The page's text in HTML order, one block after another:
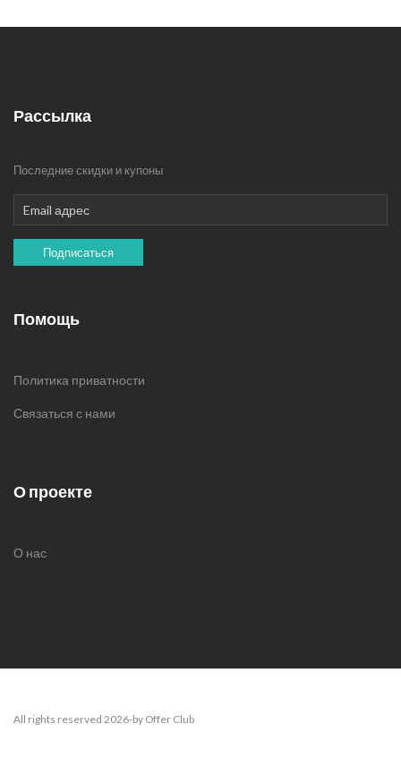
Рассылка
Последние скидки и купоны
Подписаться
Помощь
Политика приватности
Связаться с нами
О проекте
О нас
All rights reserved 2026-by Offer Club